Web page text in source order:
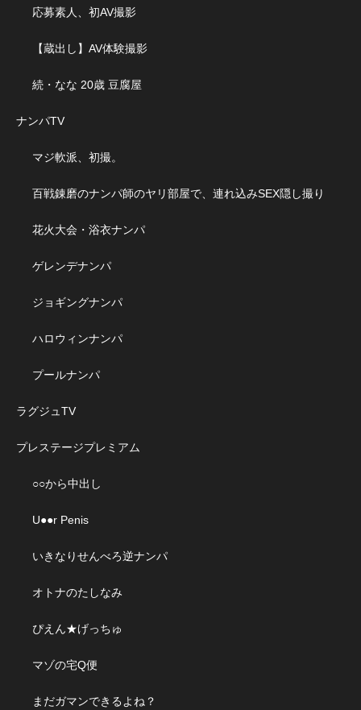
応募素人、初AV撮影
【蔵出し】AV体験撮影
続・なな 20歳 豆腐屋
ナンパTV
マジ軟派、初撮。
百戦錬磨のナンパ師のヤリ部屋で、連れ込みSEX隠し撮り
花火大会・浴衣ナンパ
ゲレンデナンパ
ジョギングナンパ
ハロウィンナンパ
プールナンパ
ラグジュTV
プレステージプレミアム
○○から中出し
U●●r Penis
いきなりせんべろ逆ナンパ
オトナのたしなみ
ぴえん★げっちゅ
マゾの宅Q便
まだガマンできるよね？